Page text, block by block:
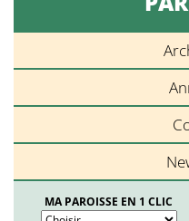
MA PAROISSE EN 1 CLIC